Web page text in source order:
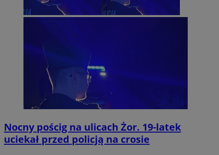
Nocny pościg na ulicach Żor. 19-latek
uciekał przed policją na crosie